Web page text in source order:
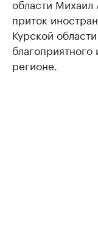
области Михаил
приток
Курской
регионе.